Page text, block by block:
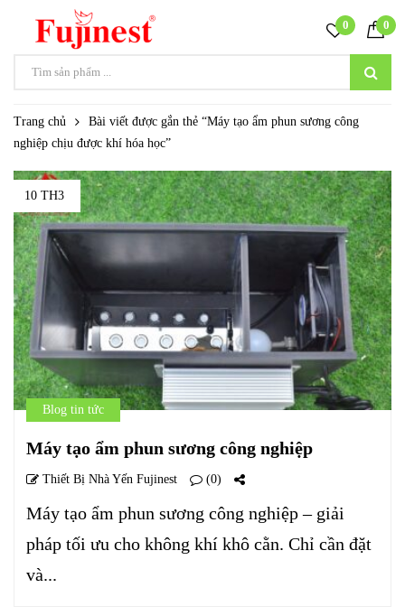
0 0
Trang chủ
Bài viết được gắn thẻ “Máy tạo ẩm phun sương công
nghiệp chịu được khí hóa học”
10 TH3
Blog tin tức
Máy tạo ẩm phun sương công nghiệp
Thiết Bị Nhà Yến Fujinest (0)
Máy tạo ẩm phun sương công nghiệp – giải
pháp tối ưu cho không khí khô cằn. Chỉ cần đặt
và...